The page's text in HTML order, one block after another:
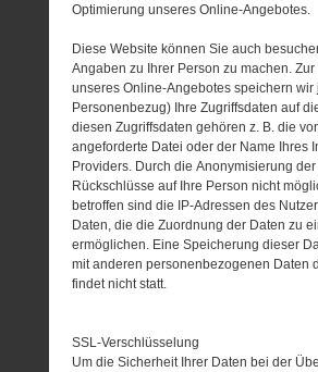
Optimierung unseres Online-Angebotes.
Diese Website können Sie auch
Angaben zu Ihrer Person zu machen.
unseres Online-Angebotes speichern wir
Personenbezug) Ihre Zugriffsdaten auf
diesen Zugriffsdaten gehören z. B. die
angeforderte Datei oder der Name Ihres
Providers. Durch die Anonymisierung
Rückschlüsse auf Ihre Person nicht
betroffen sind die IP-Adressen des
Daten, die die Zuordnung der Daten zu
ermöglichen. Eine Speicherung dieser
mit anderen personenbezogenen Daten
findet nicht statt.
SSL-Verschlüsselung
Um die Sicherheit Ihrer Daten bei der